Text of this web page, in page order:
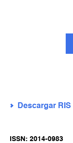
Descargar RIS
ISSN: 2014-0983